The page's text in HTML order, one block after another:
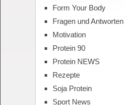
Form Your Body
Fragen und Antworten
Motivation
Protein 90
Protein NEWS
Rezepte
Soja Protein
Sport News